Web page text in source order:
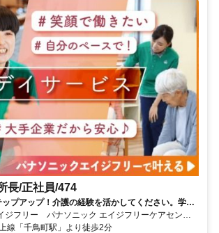
長/正社員/474
プアップ！介護の経験を活かしてください。学ぶ
月1回責任者会議では情報共有や勉強会を実施。
互いサポートしながら施設運営しています。
ジフリー パナソニック エイジフリーケアセンタ
ビス
線「千鳥町駅」より徒歩2分